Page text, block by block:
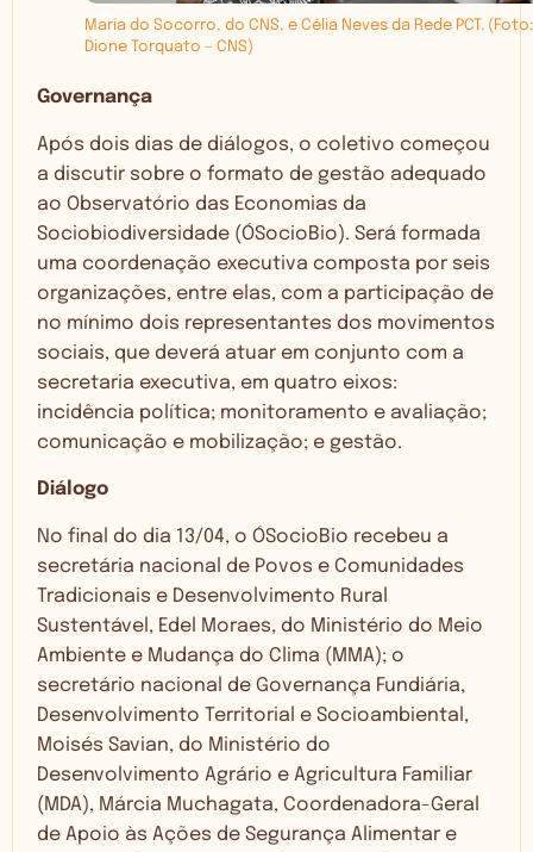
Maria do Socorro, do CNS, e Célia Neves da Rede PCT. (Foto:
Dione Torquato – CNS)
Governança
Após dois dias de diálogos, o coletivo começou
a discutir sobre o formato de gestão adequado
ao Observatório das Economias da
Sociobiodiversidade (ÓSocioBio). Será formada
uma coordenação executiva composta por seis
organizações, entre elas, com a participação de
no mínimo dois representantes dos movimentos
sociais, que deverá atuar em conjunto com a
secretaria executiva, em quatro eixos:
incidência política; monitoramento e avaliação;
comunicação e mobilização; e gestão.
Diálogo
No final do dia 13/04, o ÓSocioBio recebeu a
secretária nacional de Povos e Comunidades
Tradicionais e Desenvolvimento Rural
Sustentável, Edel Moraes, do Ministério do Meio
Ambiente e Mudança do Clima (MMA); o
secretário nacional de Governança Fundiária,
Desenvolvimento Territorial e Socioambiental,
Moisés Savian, do Ministério do
Desenvolvimento Agrário e Agricultura Familiar
(MDA), Márcia Muchagata, Coordenadora-Geral
de Apoio às Ações de Segurança Alimentar e